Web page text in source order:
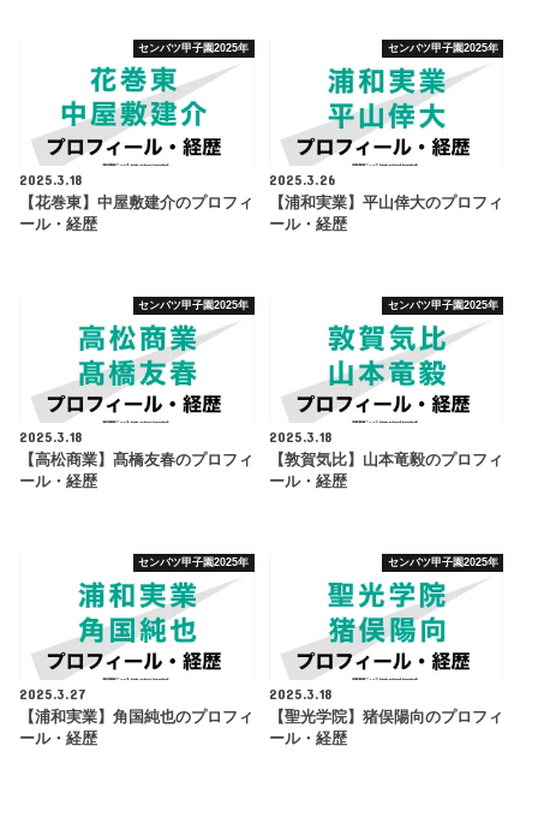
センバツ甲子園2025年
2025.3.18
【花巻東】中屋敷建介のプロフィ
ール・経歴
センバツ甲子園2025年
2025.3.26
【浦和実業】平山倖大のプロフィ
ール・経歴
センバツ甲子園2025年
2025.3.18
【高松商業】髙橋友春のプロフィ
ール・経歴
センバツ甲子園2025年
2025.3.18
【敦賀気比】山本竜毅のプロフィ
ール・経歴
センバツ甲子園2025年
2025.3.27
【浦和実業】角国純也のプロフィ
ール・経歴
センバツ甲子園2025年
2025.3.18
【聖光学院】猪俣陽向のプロフィ
ール・経歴